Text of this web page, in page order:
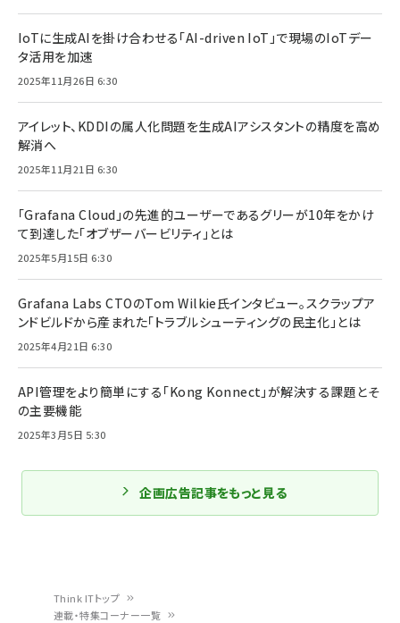
Think ITトップ
連載・特集コーナー一覧
IoTに生成AIを掛け合わせる「AI-driven IoT」で現場のIoTデー
タ活用を加速
2025年11月26日 6:30
アイレット、KDDIの属人化問題を生成AIアシスタントの精度を高め
解消へ
2025年11月21日 6:30
「Grafana Cloud」の先進的ユーザーであるグリーが10年をかけ
て到達した「オブザーバービリティ」とは
2025年5月15日 6:30
Grafana Labs CTOのTom Wilkie氏インタビュー。スクラップア
ンドビルドから産まれた「トラブルシューティングの民主化」とは
2025年4月21日 6:30
API管理をより簡単にする「Kong Konnect」が解決する課題とそ
の主要機能
2025年3月5日 5:30
企画広告記事をもっと見る